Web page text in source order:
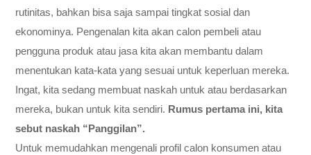
rutinitas, bahkan bisa saja sampai tingkat sosial dan
ekonominya. Pengenalan kita akan calon pembeli atau
pengguna produk atau jasa kita akan membantu dalam
menentukan kata-kata yang sesuai untuk keperluan mereka.
Ingat, kita sedang membuat naskah untuk atau berdasarkan
mereka, bukan untuk kita sendiri. Rumus pertama ini, kita
sebut naskah “Panggilan”.
Untuk memudahkan mengenali profil calon konsumen atau